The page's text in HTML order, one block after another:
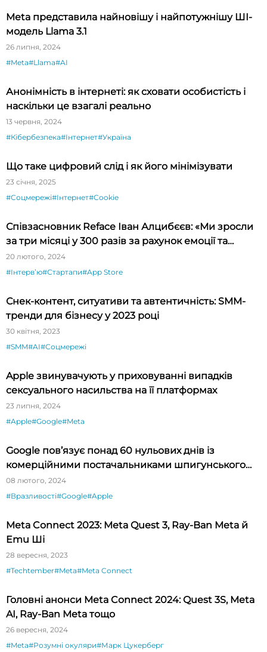
Meta представила найновішу і найпотужнішу ШІ-
модель Llama 3.1
26 липня, 2024
#Meta#Llama#AI
Анонімність в інтернеті: як сховати особистість і
наскільки це взагалі реально
13 червня, 2024
#Кібербезпека#Інтернет#Україна
Що таке цифровий слід і як його мінімізувати
23 січня, 2025
#Соцмережі#Інтернет#Cookie
Співзасновник Reface Іван Алцибєєв: «Ми зросли
за три місяці у 300 разів за рахунок емоції та
новизни»
20 лютого, 2024
#Інтервʼю#Стартапи#App Store
Снек-контент, ситуативи та автентичність: SMM-
тренди для бізнесу у 2023 році
30 квітня, 2023
#SMM#AI#Соцмережі
Apple звинувачують у приховуванні випадків
сексуального насильства на її платформах
23 липня, 2024
#Apple#Google#Meta
Google пов’язує понад 60 нульових днів із
комерційними постачальниками шпигунського
ПЗ
08 лютого, 2024
#Вразливості#Google#Apple
Meta Connect 2023: Meta Quest 3, Ray-Ban Meta й
Emu Ші
28 вересня, 2023
#Techtember#Meta#Meta Connect
Головні анонси Meta Connect 2024: Quest 3S, Meta
AI, Ray-Ban Meta тощо
26 вересня, 2024
#Meta#Розумні окуляри#Марк Цукерберг